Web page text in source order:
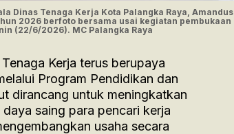
Dinas Tenaga Kerja Kota Palangka Raya, Amandus
2026 berfoto bersama usai kegiatan pembukaan
(22/6/2026). MC Palangka Raya
Kerja terus berupaya
Program Pendidikan dan
dirancang untuk meningkatkan
saing para pencari kerja
usaha secara